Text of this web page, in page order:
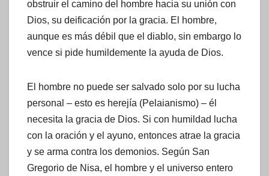
obstruir el camino del hombre hacia su unión con
Dios, su deificación por la gracia. El hombre,
aunque es más débil que el diablo, sin embargo lo
vence si pide humildemente la ayuda de Dios.
El hombre no puede ser salvado solo por su lucha
personal – esto es herejía (Pelaianismo) – él
necesita la gracia de Dios. Si con humildad lucha
con la oración y el ayuno, entonces atrae la gracia
y se arma contra los demonios. Según San
Gregorio de Nisa, el hombre y el universo entero